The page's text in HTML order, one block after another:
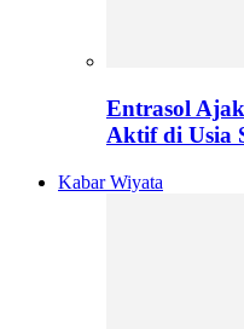
Entrasol
Aktif di Usia
Kabar Wiyata